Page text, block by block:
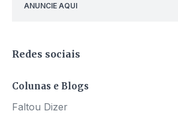
ANUNCIE AQUI
Redes sociais
Colunas e Blogs
Faltou Dizer